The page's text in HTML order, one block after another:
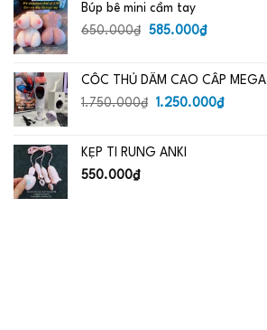
Búp bê mini cầm tay
650.000₫
Giá
650.000₫.
585.000₫Giá
là:
585.000₫.
CỐC THỦ DÂM CAO CẤP MEGA
1.750.000₫
Giá
1.750.000₫.
1.250.000₫Giá
KẸP TI RUNG ANKI
550.000₫